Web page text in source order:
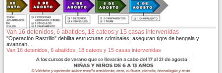
Van 16 detenidos, 6 abatidos, 18 cateos y 15 casas intervenidas
"Operación Rastrillo" debilita estructuras criminales; aseguran tigre de bengala y
avanzan…
Van 16 detenidos, 6 abatidos, 18 cateos y 15 casas intervenidas